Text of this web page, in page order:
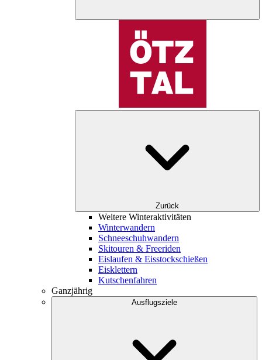
Zurück
Weitere Winteraktivitäten
Winterwandern
Schneeschuhwandern
Skitouren & Freeriden
Eislaufen & Eisstockschießen
Eisklettern
Kutschenfahren
Ganzjährig
Ausflugsziele